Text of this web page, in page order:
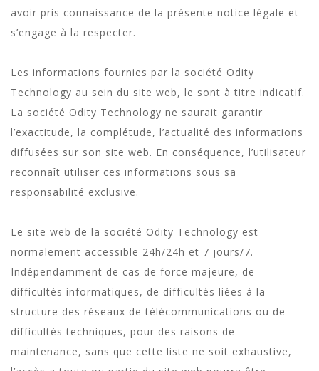
avoir pris connaissance de la présente notice légale et
s’engage à la respecter.
Les informations fournies par la société Odity
Technology au sein du site web, le sont à titre indicatif.
La société Odity Technology ne saurait garantir
l’exactitude, la complétude, l’actualité des informations
diffusées sur son site web. En conséquence, l’utilisateur
reconnaît utiliser ces informations sous sa
responsabilité exclusive.
Le site web de la société Odity Technology est
normalement accessible 24h/24h et 7 jours/7.
Indépendamment de cas de force majeure, de
difficultés informatiques, de difficultés liées à la
structure des réseaux de télécommunications ou de
difficultés techniques, pour des raisons de
maintenance, sans que cette liste ne soit exhaustive,